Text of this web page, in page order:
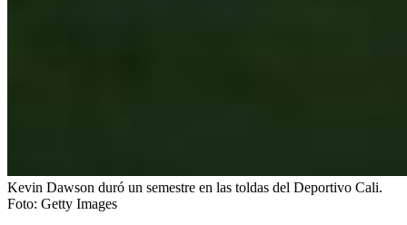
Kevin Dawson duró un semestre en las toldas del Deportivo Cali.
Foto: Getty Images